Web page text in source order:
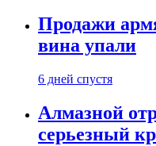
Продажи
вина упали
6 дней спустя
Алмазной
серьезный